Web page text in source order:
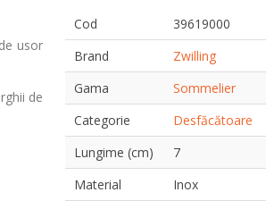
usor
de
Cod
39619000
Brand
Zwilling
Gama
Sommelier
Categorie
Desfăcătoare
Lungime (cm)
7
Material
Inox